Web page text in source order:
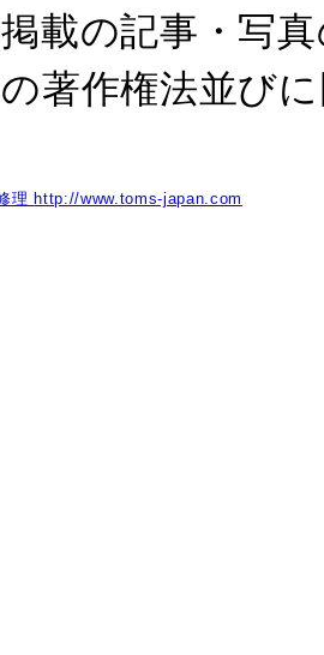
載の記事・写
著作権法並び
理 http://www.toms-japan.com